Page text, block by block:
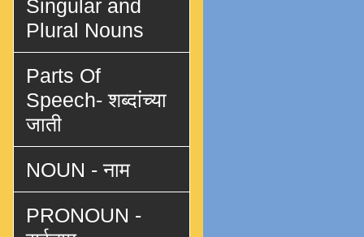
Singular and
Plural Nouns
Parts Of
Speech- शब्दांच्या
जाती
NOUN - नाम
PRONOUN -